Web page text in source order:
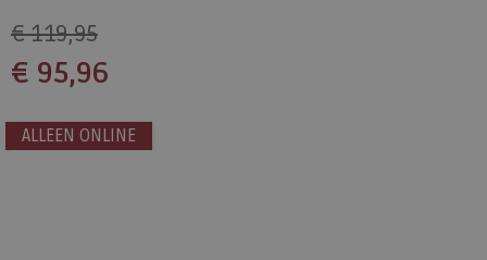
€ 119,95
€ 95,96
ALLEEN ONLINE